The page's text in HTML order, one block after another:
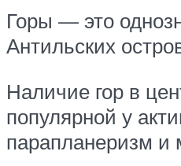
Горы — это
Антильских
Наличие гор в
популярной у
парапланеризм и